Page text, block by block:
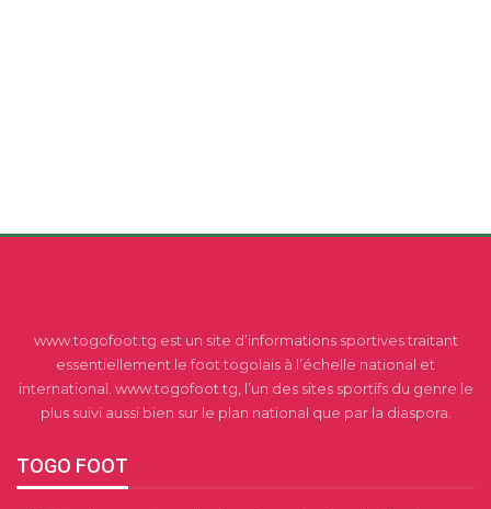
www.togofoot.tg est un site d’informations sportives traitant
essentiellement le foot togolais à l’échelle national et
international. www.togofoot.tg, l’un des sites sportifs du genre le
plus suivi aussi bien sur le plan national que par la diaspora.
TOGO FOOT